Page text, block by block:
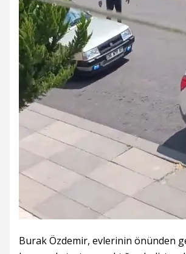
Burak Özdemir, evlerinin önünden